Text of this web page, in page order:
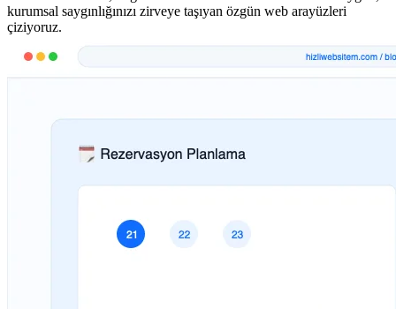
kurumsal saygınlığınızı zirveye taşıyan özgün web arayüzleri
çiziyoruz.